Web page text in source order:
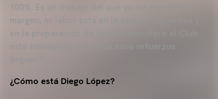
100%. Es un trabajo del que yo me mantengo al
margen, mi labor está en la parcela deportiva y
en la preparación de los partidos. Pero el Club
¿Cómo está Diego López?